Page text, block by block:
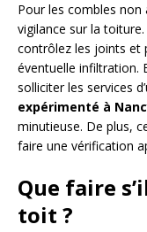
Pour les combles non
vigilance sur la
contrôlez les joints et
éventuelle infiltration.
solliciter les services
expérimenté à
minutieuse. De plus,
faire une vérification
Que faire
toit ?